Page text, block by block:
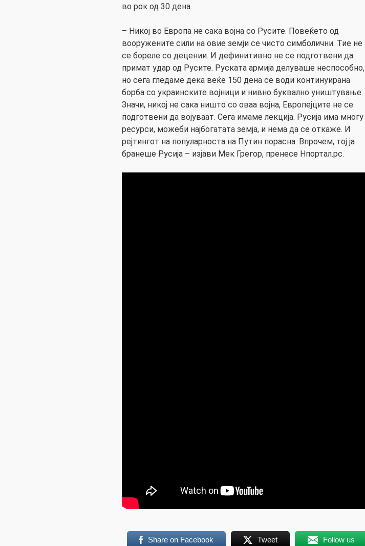
во рок од 30 дена.
– Никој во Европа не сака војна со Русите. Повеќето од
вооружените сили на овие земји се чисто симболични. Тие не
се бореле со децении. И дефинитивно не се подготвени да
примат удар од Русите. Руската армија делуваше неспособно,
но сега гледаме дека веќе 150 дена се води континуирана
борба со украинските војници и нивно буквално уништување.
Значи, никој не сака ништо со оваа војна, Европејците не се
подготвени да војуваат. Сега имаме лекција. Русија има многу
ресурси, можеби најбогатата земја, и нема да се откаже. И
рејтингот на популарноста на Путин порасна. Впрочем, тој ја
бранеше Русија – изјави Мек Грегор, пренесе Нпортал.рс.
Share on Facebook Tweet Follow us